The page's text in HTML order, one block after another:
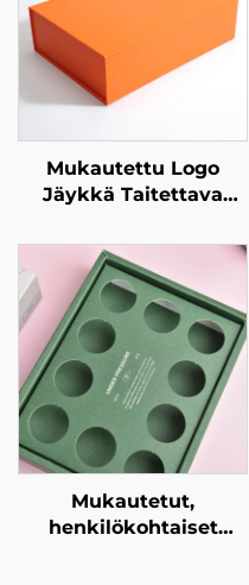
Mukautettu Logo
Jäykkä Taitettava
Paperilaatikko Luxus
Magneettinen
Pakkauslahjalaatikko
Mukautetut,
henkilökohtaiset